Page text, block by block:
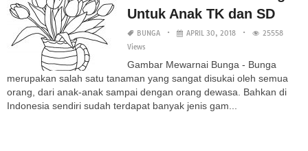
Untuk Anak TK dan SD
BUNGA APRIL 30, 2018
25558
Views
Gambar Mewarnai Bunga - Bunga
merupakan salah satu tanaman yang sangat disukai oleh semua
orang, dari anak-anak sampai dengan orang dewasa. Bahkan di
Indonesia sendiri sudah terdapat banyak jenis gam...